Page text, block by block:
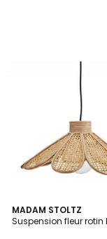
MADAM STOLTZ
Suspension fleur